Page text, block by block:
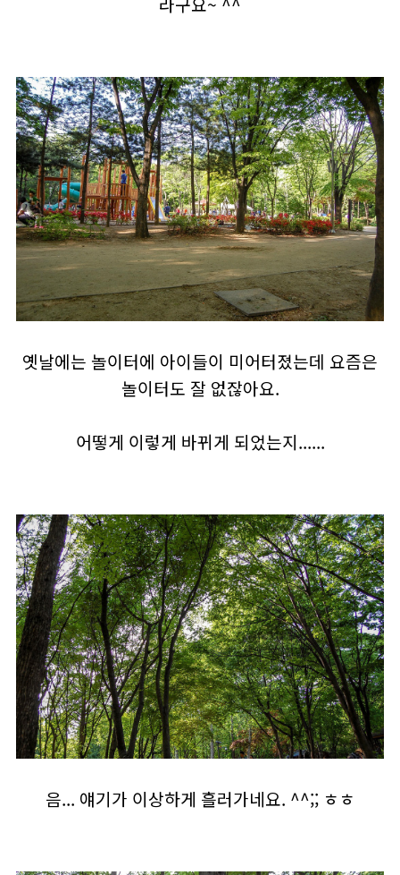
옛날에는 놀이터에 아이들이 미어터졌는데 요즘은
놀이터도 잘 없잖아요.
어떻게 이렇게 바뀌게 되었는지......
음... 얘기가 이상하게 흘러가네요. ^^;; ㅎㅎ